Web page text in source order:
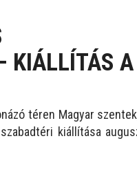
KIÁLLÍTÁS A
téren Magyar
kiállítása